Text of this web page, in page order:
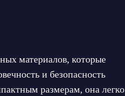
материалов, которые
и безопасность
размерам, она легко